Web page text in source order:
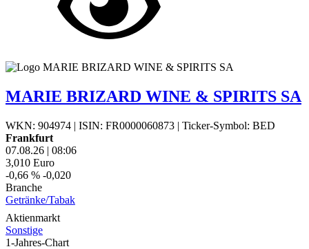
MARIE BRIZARD WINE & SPIRITS SA
WKN: 904974 | ISIN: FR0000060873 | Ticker-Symbol: BED
Frankfurt
07.08.26 | 08:06
3,010 Euro
-0,66 % -0,020
Branche
Getränke/Tabak
Aktienmarkt
Sonstige
1-Jahres-Chart